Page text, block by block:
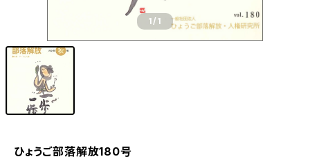
1/1
ひょうご部落解放180号